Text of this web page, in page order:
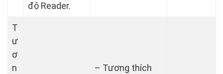
độ Reader.
T
ư
ơ
n
– Tương thích